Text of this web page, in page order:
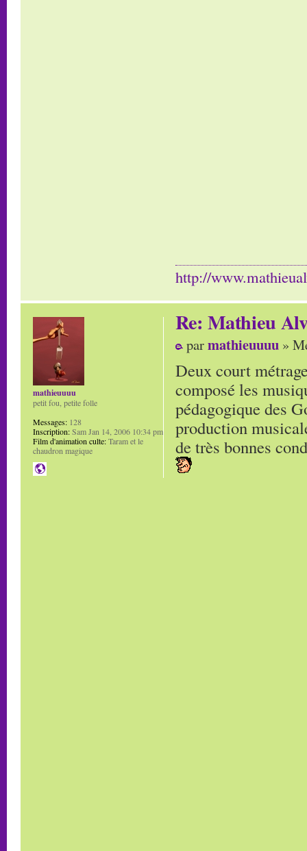
http://
Re: Mathieu
parmathieuuuu »
Deux court
composé les
pédagogique des
production
de très bonnes
mathieuuuu
petit fou, petite folle
Messages: 128
Inscription:Sam Jan 14, 2006 10:34 pm
Film d'animation culte:Taram et le
chaudron magique